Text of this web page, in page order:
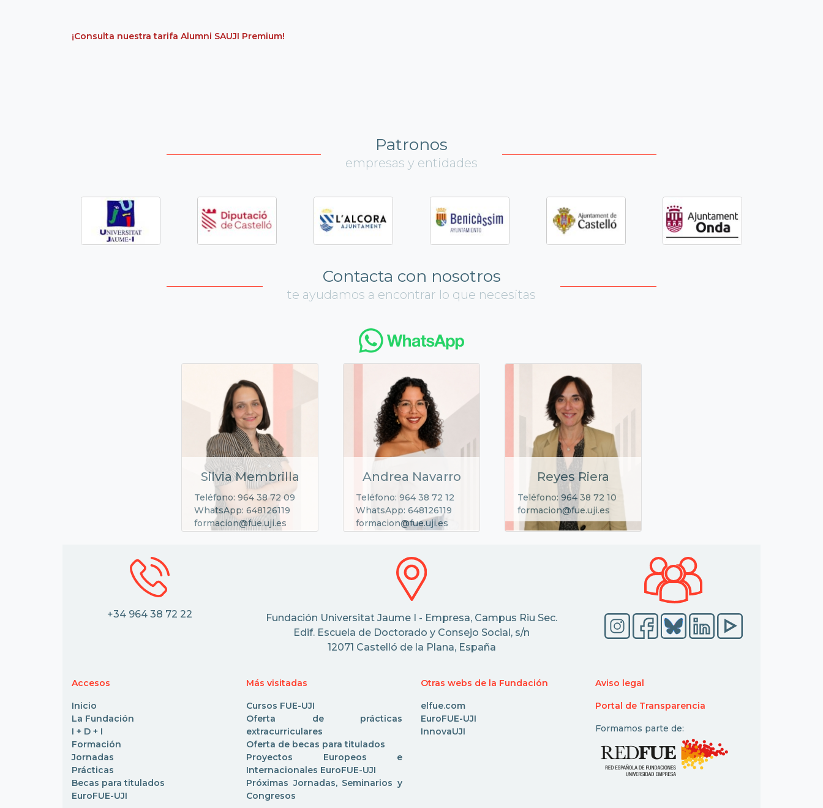
¡Consulta nuestra tarifa Alumni SAUJI Premium!
Patronos
empresas y entidades
Contacta con nosotros
te ayudamos a encontrar lo que necesitas
Silvia Membrilla
Teléfono: 964 38 72 09
WhatsApp: 648126119
formacion@fue.uji.es
Andrea Navarro
Teléfono: 964 38 72 12
WhatsApp: 648126119
formacion@fue.uji.es
Reyes Riera
Teléfono: 964 38 72 10
formacion@fue.uji.es
+34 964 38 72 22
Fundación Universitat Jaume I - Empresa, Campus Riu Sec.
Edif. Escuela de Doctorado y Consejo Social, s/n
12071 Castelló de la Plana, España
Accesos
Inicio
La Fundación
I + D + I
Formación
Jornadas
Prácticas
Becas para titulados
EuroFUE-UJI
Más visitadas
Cursos FUE-UJI
Oferta de prácticas
extracurriculares
Oferta de becas para titulados
Proyectos Europeos e
Internacionales EuroFUE-UJI
Próximas Jornadas, Seminarios y
Congresos
Otras webs de la Fundación
elfue.com
EuroFUE-UJI
InnovaUJI
Aviso legal
Portal de Transparencia
Formamos parte de: